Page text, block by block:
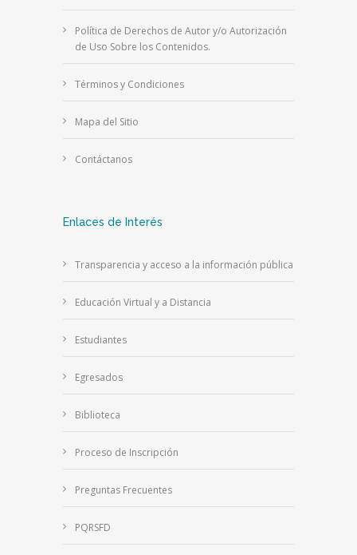
Política de Derechos de Autor y/o Autorización
de Uso Sobre los Contenidos.
Términos y Condiciones
Mapa del Sitio
Contáctanos
Enlaces de Interés
Transparencia y acceso a la información pública
Educación Virtual y a Distancia
Estudiantes
Egresados
Biblioteca
Proceso de Inscripción
Preguntas Frecuentes
PQRSFD